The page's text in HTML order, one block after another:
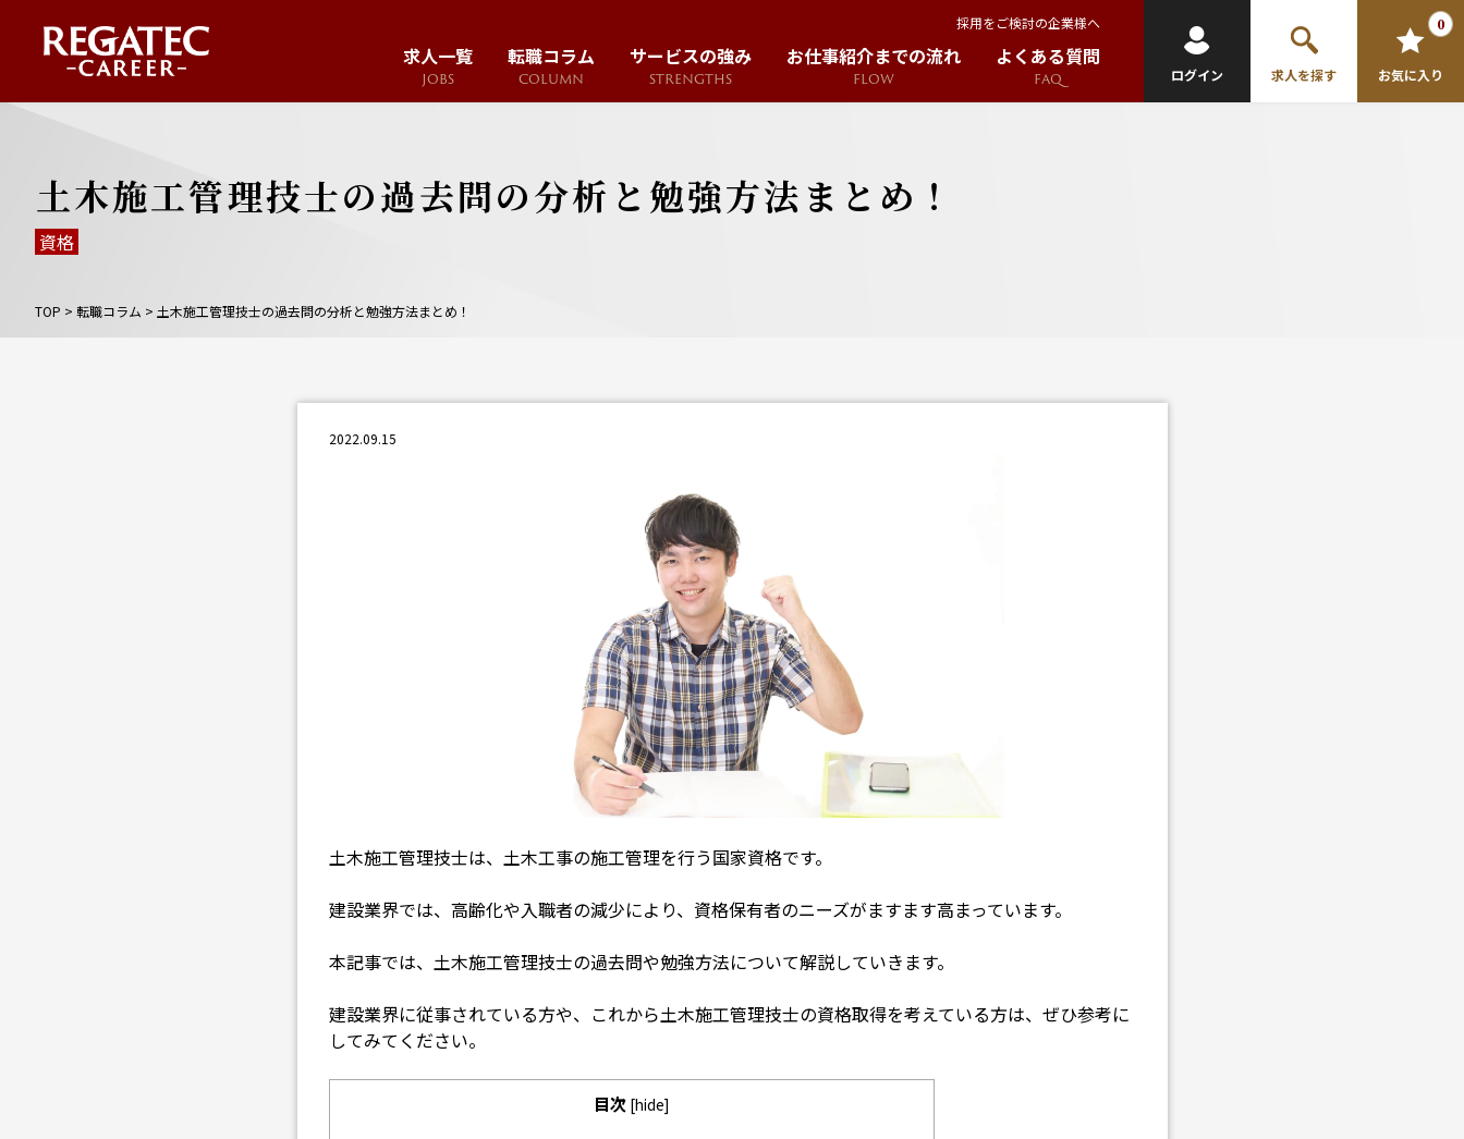
採用をご検討の企業様へ
求人一覧
JOBS
転職コラム
COLUMN
サービスの強み
STRENGTHS
お仕事紹介までの流れ
FLOW
よくある質問
FAQ ログイン 求人を探す お気に入り
0
土木施工管理技士の過去問の分析と勉強方法まとめ！
資格
TOP > 転職コラム > 土木施工管理技士の過去問の分析と勉強方法まとめ！
2022.09.15
土木施工管理技士は、土木工事の施工管理を行う国家資格です。
建設業界では、高齢化や入職者の減少により、資格保有者のニーズがますます高まっています。
本記事では、土木施工管理技士の過去問や勉強方法について解説していきます。
建設業界に従事されている方や、これから土木施工管理技士の資格取得を考えている方は、ぜひ参考に
してみてください。
目次 [hide]